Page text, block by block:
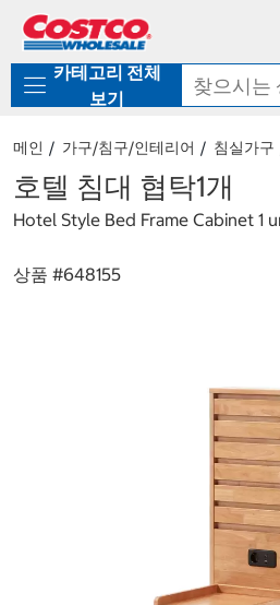
로
기
가
카테고리 전체
보기
메인 가구/침구/인테리어 침실가구
호텔 침대 협탁1개
Hotel Style Bed Frame Cabinet 1
상품 #648155